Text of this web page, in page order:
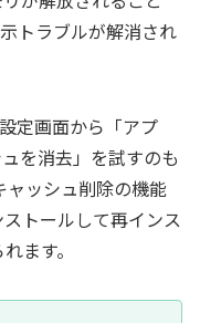
トラブルが解消され
定画面から「アプ
を消去」を試すのも
ッシュ削除の機能
トールして再インス
ます。